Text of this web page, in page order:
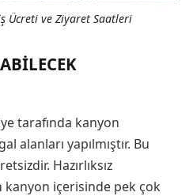
Ücreti ve Ziyaret Saatleri
tarafında kanyon
alanları yapılmıştır. Bu
Hazırlıksız
kanyon içerisinde pek çok